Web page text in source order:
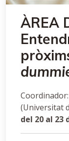
ÀREA
Coordinador:
(Universitat
del 20 al 23